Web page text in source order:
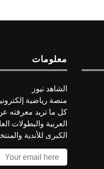
معلومات
الشاهد نيوز
منصة رياضية
كل ما تريد معرفته
العربية والبطولات
الكبرى للأندية